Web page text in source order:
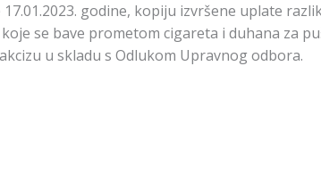
godine, kopiju izvršene uplate
se bave prometom cigareta i duhana za
u skladu s Odlukom Upravnog odbora.